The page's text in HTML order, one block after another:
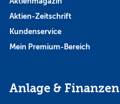
Aktien-Zeitschrift
Kundenservice
Mein Premium-Bereich
Anlage & Finanzen